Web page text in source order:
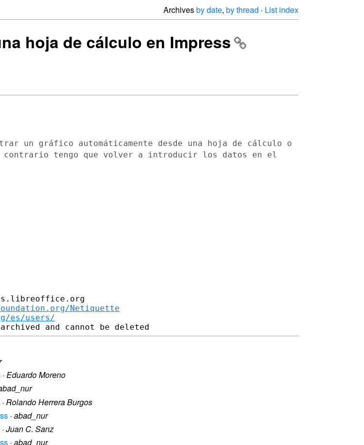
Archivesby date, by thread · List index
hoja de cálculo en Impress
un gráfico automáticamente desde una hoja de cálculo o
contrario tengo que volver a introducir los datos en el
Netiquette
es/users/
· Eduardo Moreno
· Rolando Herrera Burgos
· abad_nur
· Juan C. Sanz
· abad_nur